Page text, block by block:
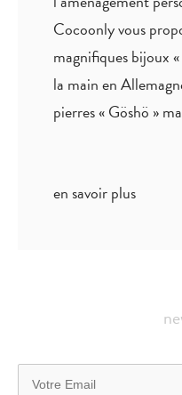
Cocoonly vous
magnifiques bijoux
la main en
pierres « Göshö »
en savoir plus